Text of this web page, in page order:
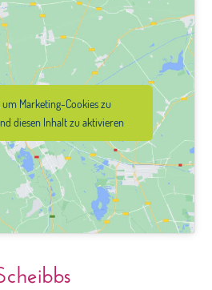
um Marketing-Cookies zu
diesen Inhalt zu aktivieren